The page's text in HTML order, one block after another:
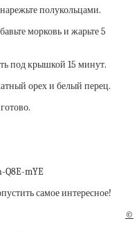
полукольцами.
морковь и жарьте 5
под крышкой 15 минут.
орех и белый перец.
mYE
самое интересное!
©